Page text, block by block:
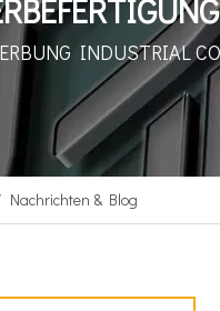
INDUSTRIAL
Nachrichten & Blog